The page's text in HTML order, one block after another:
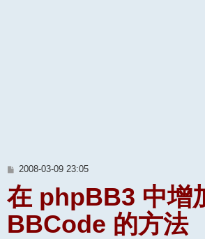
文
2008-03-09 23:05
在 phpBB3 中增
BBCode 的方法